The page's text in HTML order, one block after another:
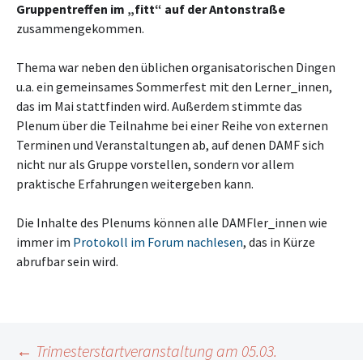
Gruppentreffen im „fitt“ auf der Antonstraße
zusammengekommen.
Thema war neben den üblichen organisatorischen Dingen
u.a. ein gemeinsames Sommerfest mit den Lerner_innen,
das im Mai stattfinden wird. Außerdem stimmte das
Plenum über die Teilnahme bei einer Reihe von externen
Terminen und Veranstaltungen ab, auf denen DAMF sich
nicht nur als Gruppe vorstellen, sondern vor allem
praktische Erfahrungen weitergeben kann.
Die Inhalte des Plenums können alle DAMFler_innen wie
immer im Protokoll im Forum nachlesen, das in Kürze
abrufbar sein wird.
← Trimesterstartveranstaltung am 05.03.